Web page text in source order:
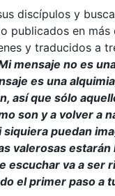
discípulos y
publicados en más
y traducidos a
mensaje no es
es una
así que sólo
son y a volver a
siquiera puedan
valerosas estarán
escuchar va a ser
el primer paso a